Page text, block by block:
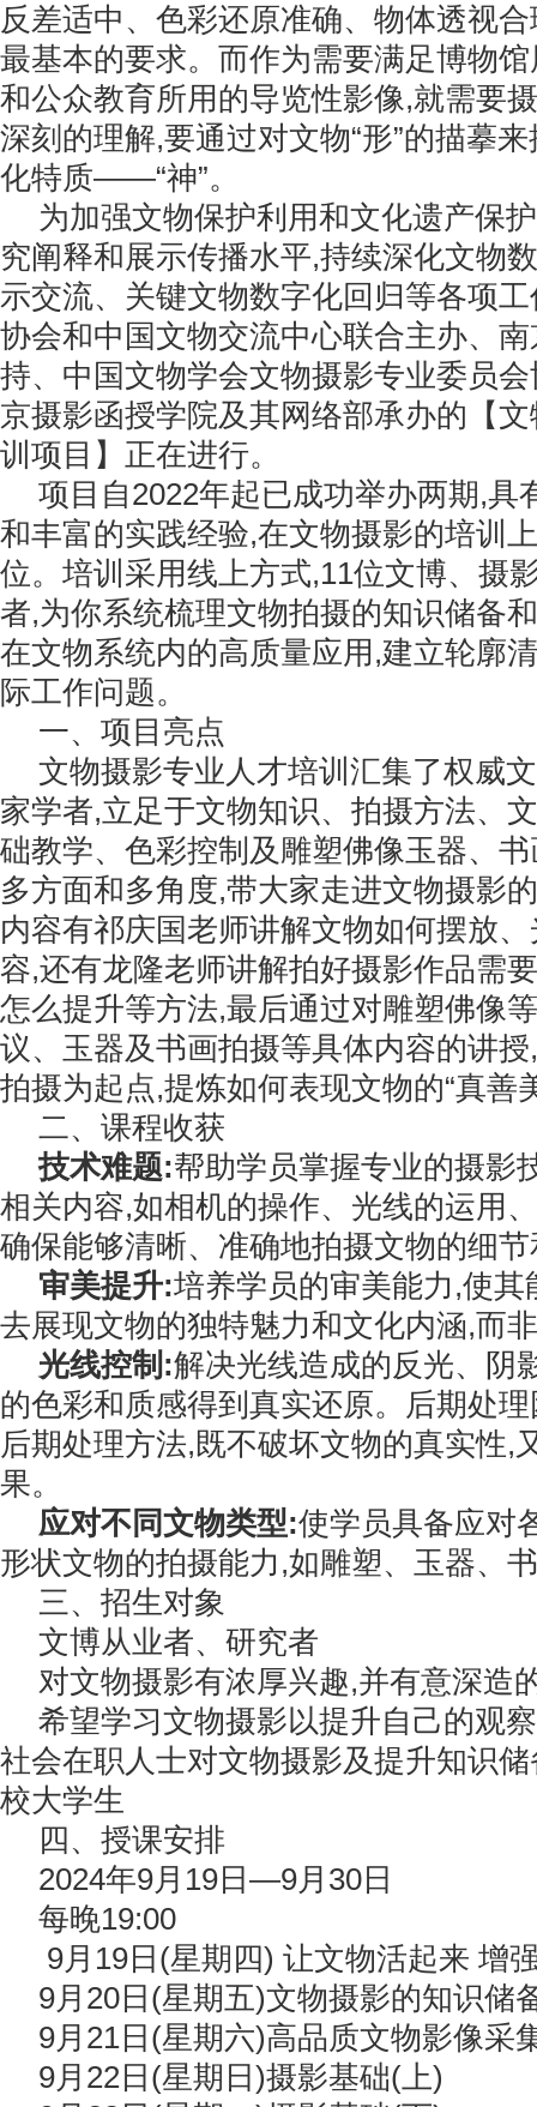
反差适中、色彩还原准确、物体透视
最基本的要求。而作为需要满足博物
和公众教育所用的导览性影像,就需要
深刻的理解,要通过对文物“形”的描摹
化特质——“神”。
为加强文物保护利用和文化遗产保
究阐释和展示传播水平,持续深化文物
示交流、关键文物数字化回归等各项
协会和中国文物交流中心联合主办、
持、中国文物学会文物摄影专业委员
京摄影函授学院及其网络部承办的【
训项目】正在进行。
项目自2022年起已成功举办两期,具
和丰富的实践经验,在文物摄影的培训
位。培训采用线上方式,11位文博、摄
者,为你系统梳理文物拍摄的知识储备
在文物系统内的高质量应用,建立轮廓
际工作问题。
一、项目亮点
文物摄影专业人才培训汇集了权威
家学者,立足于文物知识、拍摄方法、
础教学、色彩控制及雕塑佛像玉器、
多方面和多角度,带大家走进文物摄影
内容有祁庆国老师讲解文物如何摆放
容,还有龙隆老师讲解拍好摄影作品需
怎么提升等方法,最后通过对雕塑佛像
议、玉器及书画拍摄等具体内容的讲
拍摄为起点,提炼如何表现文物的“真善
二、课程收获
技术难题:帮助学员掌握专业的摄影
相关内容,如相机的操作、光线的运用
确保能够清晰、准确地拍摄文物的细
审美提升:培养学员的审美能力,使
去展现文物的独特魅力和文化内涵,而
光线控制:解决光线造成的反光、阴
的色彩和质感得到真实还原。后期处
后期处理方法,既不破坏文物的真实性,
果。
应对不同文物类型:使学员具备应对
形状文物的拍摄能力,如雕塑、玉器、
三、招生对象
文博从业者、研究者
对文物摄影有浓厚兴趣,并有意深造
希望学习文物摄影以提升自己的观
社会在职人士对文物摄影及提升知识
校大学生
四、授课安排
2024年9月19日—9月30日
每晚19:00
9月19日(星期四) 让文物活起来 增
9月20日(星期五)文物摄影的知识储
9月21日(星期六)高品质文物影像采
9月22日(星期日)摄影基础(上)